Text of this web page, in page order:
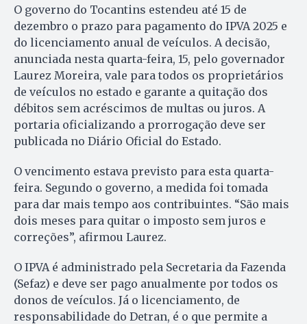
O governo do Tocantins estendeu até 15 de
dezembro o prazo para pagamento do IPVA 2025 e
do licenciamento anual de veículos. A decisão,
anunciada nesta quarta-feira, 15, pelo governador
Laurez Moreira, vale para todos os proprietários
de veículos no estado e garante a quitação dos
débitos sem acréscimos de multas ou juros. A
portaria oficializando a prorrogação deve ser
publicada no Diário Oficial do Estado.
O vencimento estava previsto para esta quarta-
feira. Segundo o governo, a medida foi tomada
para dar mais tempo aos contribuintes. “São mais
dois meses para quitar o imposto sem juros e
correções”, afirmou Laurez.
O IPVA é administrado pela Secretaria da Fazenda
(Sefaz) e deve ser pago anualmente por todos os
donos de veículos. Já o licenciamento, de
responsabilidade do Detran, é o que permite a